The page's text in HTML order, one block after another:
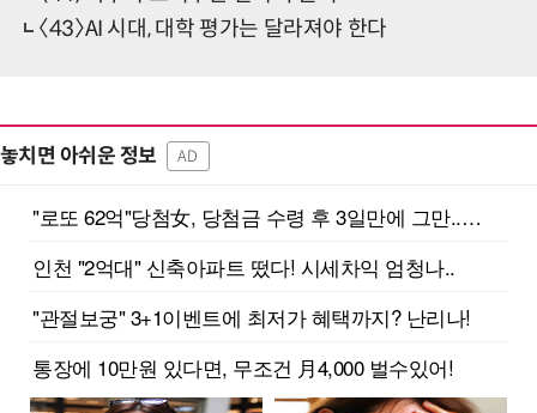
〈43〉AI 시대, 대학 평가는 달라져야 한다
놓치면 아쉬운 정보 AD